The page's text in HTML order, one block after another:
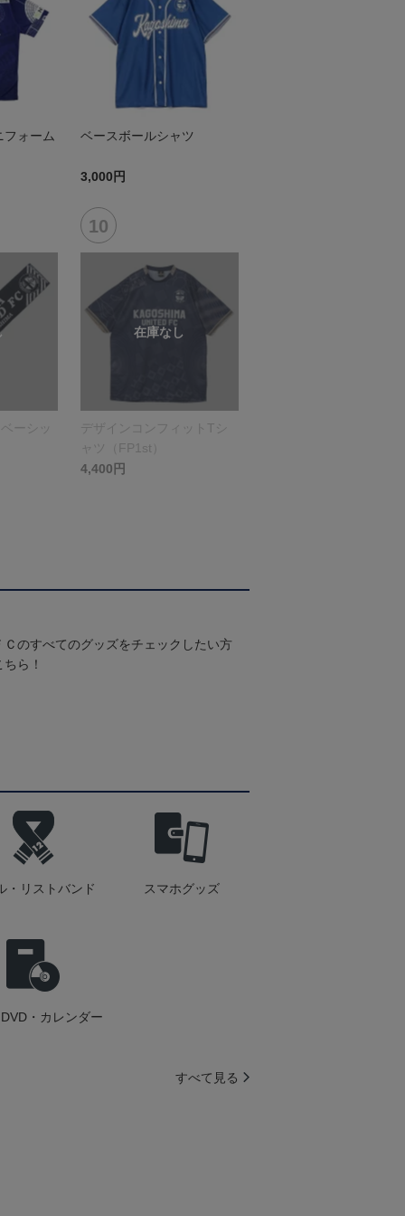
ォーム ベースボールシャツ
3,000円
ーシッ
デザインコンフィットTシ
ャツ（FP1st）
4,400円
のすべてのグッズをチェックしたい方
ら！
・リストバンド スマホグッズ
・カレンダー
すべて見る